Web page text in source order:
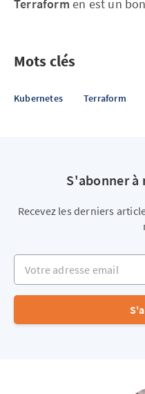
Terraform en est un
Mots clés
Kubernetes Terraform
S'abonner
Recevez les derniers
Votre adresse email